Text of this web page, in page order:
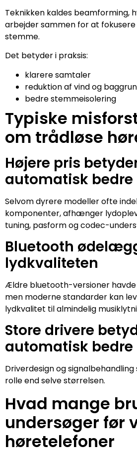
Teknikken kaldes beamforming,
arbejder sammen for at
stemme.
Det betyder i praksis:
klarere samtaler
reduktion af vind og
bedre stemmeisolering
Typiske
om trådløse
Højere pris
automatisk bedre
Selvom dyrere modeller ofte
komponenter, afhænger
tuning, pasform og codec-
Bluetooth
lydkvaliteten
Ældre bluetooth-versioner
men moderne standarder kan
lydkvalitet til almindelig
Store drivere
automatisk bedre
Driverdesign og
rolle end selve størrelsen.
Hvad mange
undersøger før
høretelefoner